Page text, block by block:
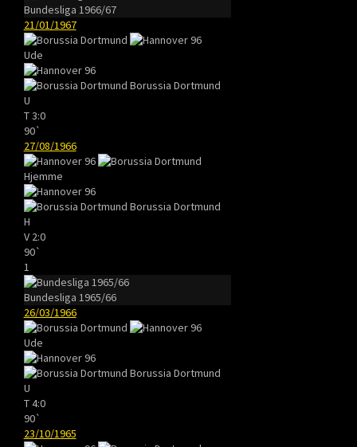
Bundesliga 1966/67
21/01/1967
Ude
Borussia Dortmund
U
T3:0
90`
27/08/1966
Hjemme
Borussia Dortmund
H
V 2:0
90`
1
Bundesliga 1965/66
26/03/1966
Ude
Borussia Dortmund
U
T4:0
90`
23/10/1965